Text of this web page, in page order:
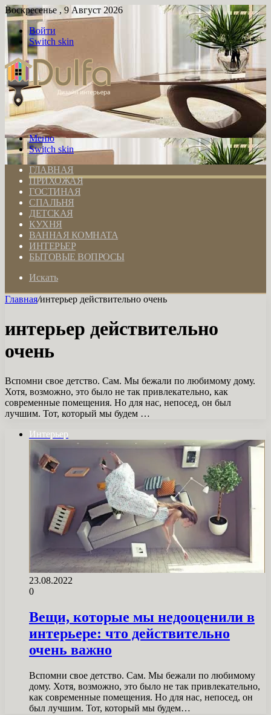
Воскресенье , 9 Август 2026
Войти
Switch skin
Меню
Switch skin
ГЛАВНАЯ
ПРИХОЖАЯ
ГОСТИНАЯ
СПАЛЬНЯ
ДЕТСКАЯ
КУХНЯ
ВАННАЯ КОМНАТА
ИНТЕРЬЕР
БЫТОВЫЕ ВОПРОСЫ
Искать
Главная/интерьер действительно очень
интерьер действительно
очень
Вспомни свое детство. Сам. Мы бежали по любимому дому.
Хотя, возможно, это было не так привлекательно, как
современные помещения. Но для нас, непосед, он был
лучшим. Тот, который мы будем …
Интерьер
23.08.2022
0
Вещи, которые мы недооценили в
интерьере: что действительно
очень важно
Вспомни свое детство. Сам. Мы бежали по любимому
дому. Хотя, возможно, это было не так привлекательно,
как современные помещения. Но для нас, непосед, он
был лучшим. Тот, который мы будем…